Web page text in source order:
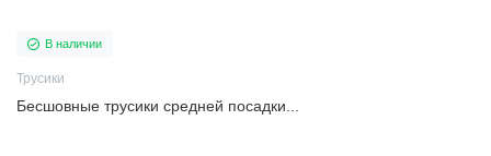
В наличии
Трусики
Бесшовные трусики средней посадки...